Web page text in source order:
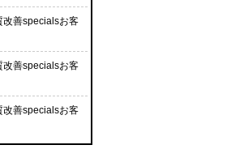
善specialsお客
善specialsお客
善specialsお客